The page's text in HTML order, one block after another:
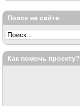
Поиск на сайте
Как помочь проекту?